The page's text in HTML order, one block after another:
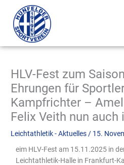
Inhalt
springen
HLV-Fest zum
Ehrungen für
Kampfrichter –
Felix Veith nun
Leichtathletik - Aktuelles / 15.
eim HLV-Fest am 15.11.2025 in
Leichtathletik-Halle in Frankfurt-